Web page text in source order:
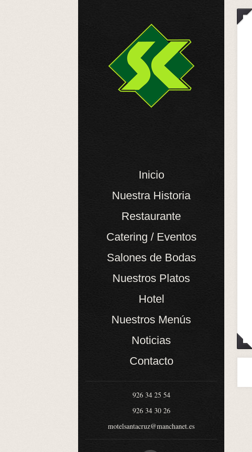
Inicio
Nuestra Historia
Restaurante
Catering / Eventos
Salones de Bodas
Nuestros Platos
Hotel
Nuestros Menús
Noticias
Contacto
926 34 25 54
926 34 30 26
motelsantacruz@manchanet.es